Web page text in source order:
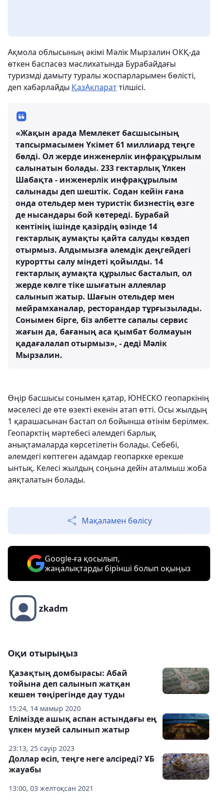
Ақмола облысының әкімі Мәлік Мырзалин ОКҚ-да
өткен баспасөз мәслихатында Бурабайдағы
туризмді дамыту туралы жоспарларымен бөлісті,
деп хабарлайды ҚазАқпараттілшісі.
«Жақын арада Мемлекет басшысының
тапсырмасымен Үкімет 61 миллиард теңге
бөлді. Ол жерде инженерлік инфрақұрылым
салынатын болады. 233 гектарлық Үлкен
Шабақта - инженерлік инфрақұрылым
салынады деп шештік. Содан кейін ғана
онда отельдер мен туристік бизнестің өзге
де нысандары бой көтереді. Бурабай
кентінің ішінде қазірдің өзінде 14
гектарлық аумақты қайта салуды көздеп
отырмыз. Алдымызға әлемдік деңгейдегі
курортты салу міндеті қойылды. 14
гектарлық аумақта құрылыс басталып, ол
жерде көлге тіке шығатын аллеялар
салынып жатыр. Шағын отельдер мен
мейрамханалар, ресторандар тұрғызылады.
Сонымен бірге, біз әлбетте сапалы сервис
жағын да, бағаның аса қымбат болмауын
қадағалалап отырмыз», - деді Мәлік
Мырзалин.
Өңір басшысы сонымен қатар, ЮНЕСКО геопаркінің
мәселесі де өте өзекті екенін атап өтті. Осы жылдың
1 қарашасынан бастап ол бойынша өтінім берілмек.
Геопарктің мәртебесі әлемдегі барлық
анықтамаларда көрсетілетін болады. Себебі,
әлемдегі көптеген адамдар геопаркке ерекше
ынтық. Келесі жылдың соңына дейін аталмыш жоба
аяқталатын болады.
Мақаламен бөлісу
Google-ға қосылып,
жаңалықтарды бірінші болып оқыңыз
zkadm
Оқи отырыңыз
15:24, 14 мамыр 2020
Қазақтың домбырасы: Абай
тойына деп салынып жатқан
кешен төңірегінде дау туды
23:13, 25 сәуір 2023
Елімізде ашық аспан астындағы ең
үлкен музей салынып жатыр
13:00, 03 желтоқсан 2021
Доллар өсіп, теңге неге әлсіреді? ҰБ
жауабы